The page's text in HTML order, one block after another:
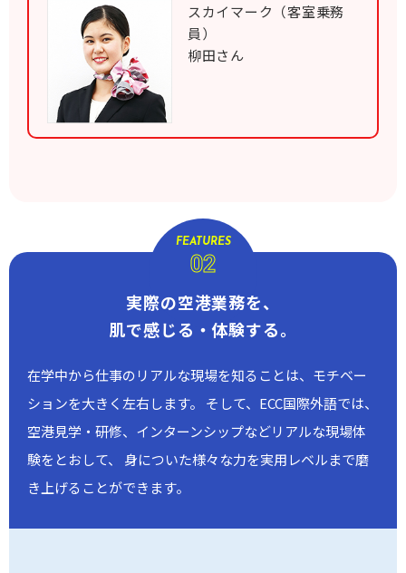
スカイマーク（客室乗務
員）
柳田さん
FEATURES
02
実際の空港業務を、
肌で感じる・体験する。
在学中から仕事のリアルな現場を知ることは、モチベー
ションを大きく左右します。
そして、ECC国際外語では、
空港見学・研修、インターンシップなどリアルな現場体
験をとおして、
身についた様々な力を実用レベルまで磨
き上げることができます。